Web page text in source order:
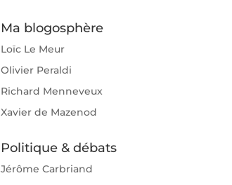
Ma blogosphère
Loïc Le Meur
Olivier Peraldi
Richard Menneveux
Xavier de Mazenod
Politique & débats
Jérôme Carbriand